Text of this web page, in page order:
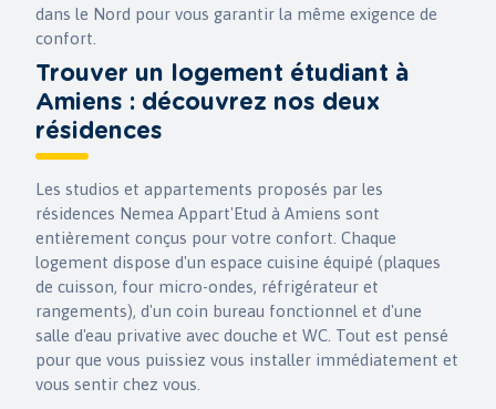
dans le Nord pour vous garantir la même exigence de
confort.
Trouver un logement étudiant à
Amiens : découvrez nos deux
résidences
Les studios et appartements proposés par les
résidences Nemea Appart'Etud à Amiens sont
entièrement conçus pour votre confort. Chaque
logement dispose d'un espace cuisine équipé (plaques
de cuisson, four micro-ondes, réfrigérateur et
rangements), d'un coin bureau fonctionnel et d'une
salle d'eau privative avec douche et WC. Tout est pensé
pour que vous puissiez vous installer immédiatement et
vous sentir chez vous.